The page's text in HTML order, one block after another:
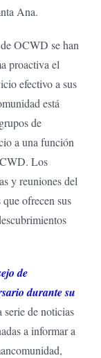
Ana.
OCWD se han
proactiva el
efectivo a sus
está
de
a una función
Los
y reuniones del
ofrecen sus
de
durante su
serie de noticias
a informar a